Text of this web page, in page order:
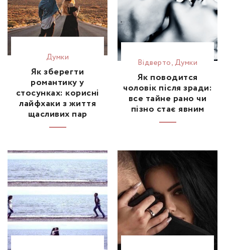
Думки
Як зберегти
романтику у
стосунках: корисні
лайфхаки з життя
щасливих пар
Відвертo,Думки
Як поводится
чоловік після зради:
все тайне рано чи
пізно стає явним